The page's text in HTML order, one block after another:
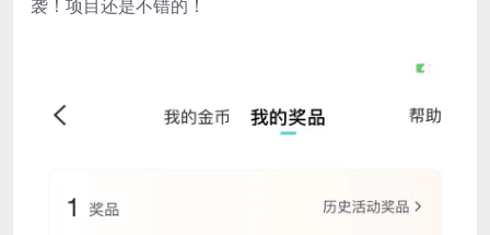
袭！项目还是不错的！